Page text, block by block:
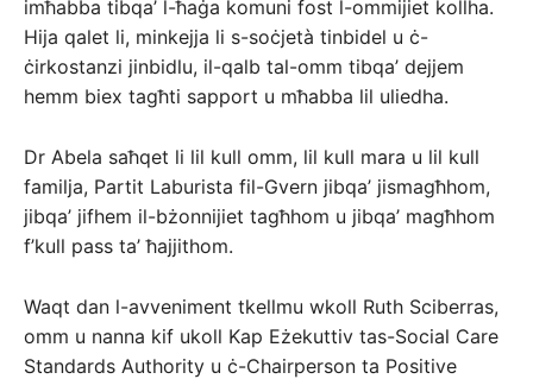
imħabba tibqa’ l-ħaġa komuni fost l-ommijiet kollha.
Hija qalet li, minkejja li s-soċjetà tinbidel u ċ-
ċirkostanzi jinbidlu, il-qalb tal-omm tibqa’ dejjem
hemm biex tagħti sapport u mħabba lil uliedha.
Dr Abela saħqet li lil kull omm, lil kull mara u lil kull
familja, Partit Laburista fil-Gvern jibqa’ jismagħhom,
jibqa’ jifhem il-bżonnijiet tagħhom u jibqa’ magħhom
f’kull pass ta’ ħajjithom.
Waqt dan l-avveniment tkellmu wkoll Ruth Sciberras,
omm u nanna kif ukoll Kap Eżekuttiv tas-Social Care
Standards Authority u ċ-Chairperson ta Positive